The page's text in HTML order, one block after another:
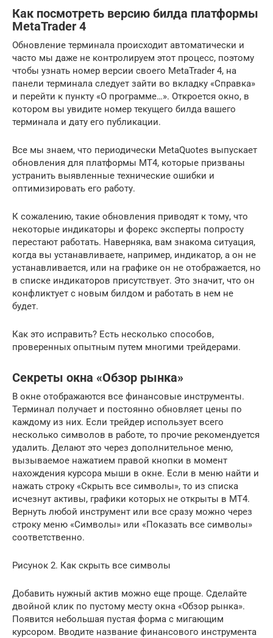
Как посмотреть версию билда платформы
MetaTrader 4
Обновление терминала происходит автоматически и
часто мы даже не контролируем этот процесс, поэтому
чтобы узнать номер версии своего MetaTrader 4, на
панели терминала следует зайти во вкладку «Справка»
и перейти к пункту «О программе…». Откроется окно, в
котором вы увидите номер текущего билда вашего
терминала и дату его публикации.
Все мы знаем, что периодически MetaQuotes выпускает
обновления для платформы МТ4, которые призваны
устранить выявленные технические ошибки и
оптимизировать его работу.
К сожалению, такие обновления приводят к тому, что
некоторые индикаторы и форекс эксперты попросту
перестают работать. Наверняка, вам знакома ситуация,
когда вы устанавливаете, например, индикатор, а он не
устанавливается, или на графике он не отображается, но
в списке индикаторов присутствует. Это значит, что он
конфликтует с новым билдом и работать в нем не
будет.
Как это исправить? Есть несколько способов,
проверенных опытным путем многими трейдерами.
Секреты окна «Обзор рынка»
В окне отображаются все финансовые инструменты.
Терминал получает и постоянно обновляет цены по
каждому из них. Если трейдер использует всего
несколько символов в работе, то прочие рекомендуется
удалить. Делают это через дополнительное меню,
вызываемое нажатием правой кнопки в момент
нахождения курсора мыши в окне. Если в меню найти и
нажать строку «Скрыть все символы», то из списка
исчезнут активы, графики которых не открыты в MT4.
Вернуть любой инструмент или все сразу можно через
строку меню «Символы» или «Показать все символы»
соответственно.
Рисунок 2. Как скрыть все символы
Добавить нужный актив можно еще проще. Сделайте
двойной клик по пустому месту окна «Обзор рынка».
Появится небольшая пустая форма с мигающим
курсором. Вводите название финансового инструмента